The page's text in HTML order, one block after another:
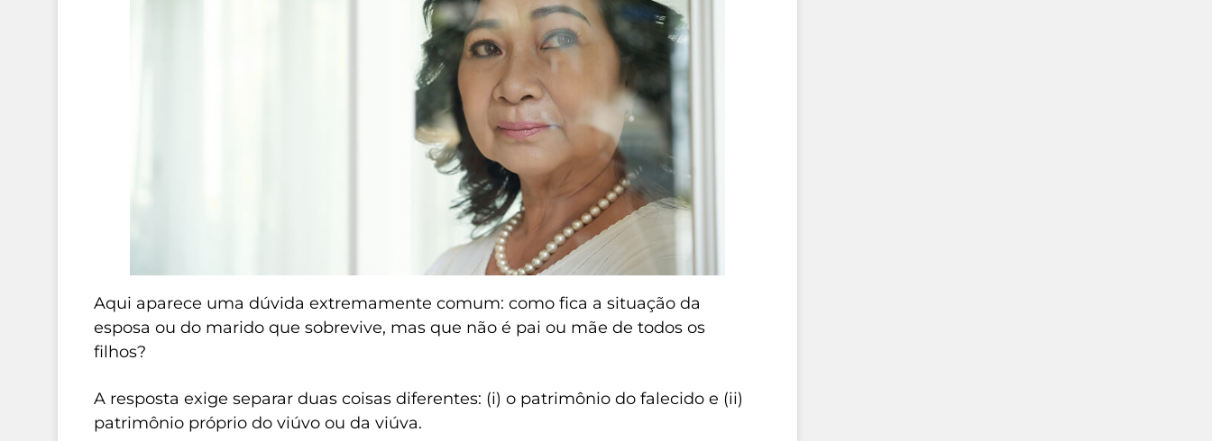
Aqui aparece uma dúvida extremamente comum: como fica a situação da
esposa ou do marido que sobrevive, mas que não é pai ou mãe de todos os
filhos?
A resposta exige separar duas coisas diferentes: (i) o patrimônio do falecido e (ii)
patrimônio próprio do viúvo ou da viúva.